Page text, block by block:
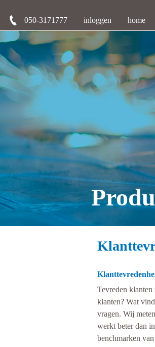
050-3171777 inloggen home
Tevreden
klanten? Wat
vragen. Wij
werkt beter dan
benchmarken